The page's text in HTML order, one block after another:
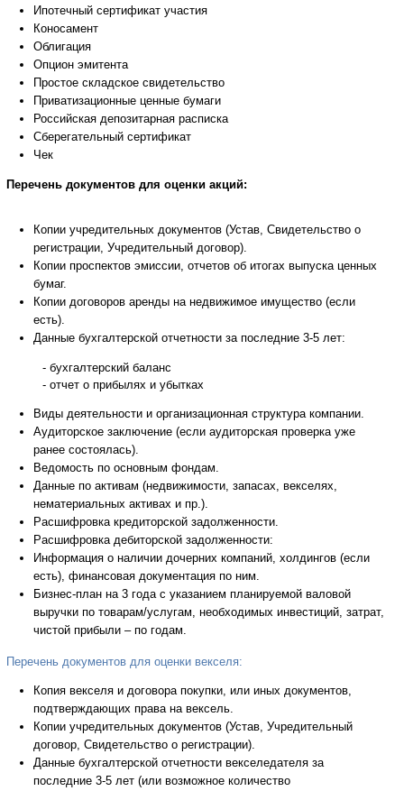
Ипотечный сертификат участия
Коносамент
Облигация
Опцион эмитента
Простое складское свидетельство
Приватизационные ценные бумаги
Российская депозитарная расписка
Сберегательный сертификат
Чек
Перечень документов для оценки акций:
Копии учредительных документов (Устав, Свидетельство о
регистрации, Учредительный договор).
Копии проспектов эмиссии, отчетов об итогах выпуска ценных
бумаг.
Копии договоров аренды на недвижимое имущество (если
есть).
Данные бухгалтерской отчетности за последние 3-5 лет:
- бухгалтерский баланс
- отчет о прибылях и убытках
Виды деятельности и организационная структура компании.
Аудиторское заключение (если аудиторская проверка уже
ранее состоялась).
Ведомость по основным фондам.
Данные по активам (недвижимости, запасах, векселях,
нематериальных активах и пр.).
Расшифровка кредиторской задолженности.
Расшифровка дебиторской задолженности:
Информация о наличии дочерних компаний, холдингов (если
есть), финансовая документация по ним.
Бизнес-план на 3 года с указанием планируемой валовой
выручки по товарам/услугам, необходимых инвестиций, затрат,
чистой прибыли – по годам.
Перечень документов для оценки векселя:
Копия векселя и договора покупки, или иных документов,
подтверждающих права на вексель.
Копии учредительных документов (Устав, Учредительный
договор, Свидетельство о регистрации).
Данные бухгалтерской отчетности векселедателя за
последние 3-5 лет (или возможное количество